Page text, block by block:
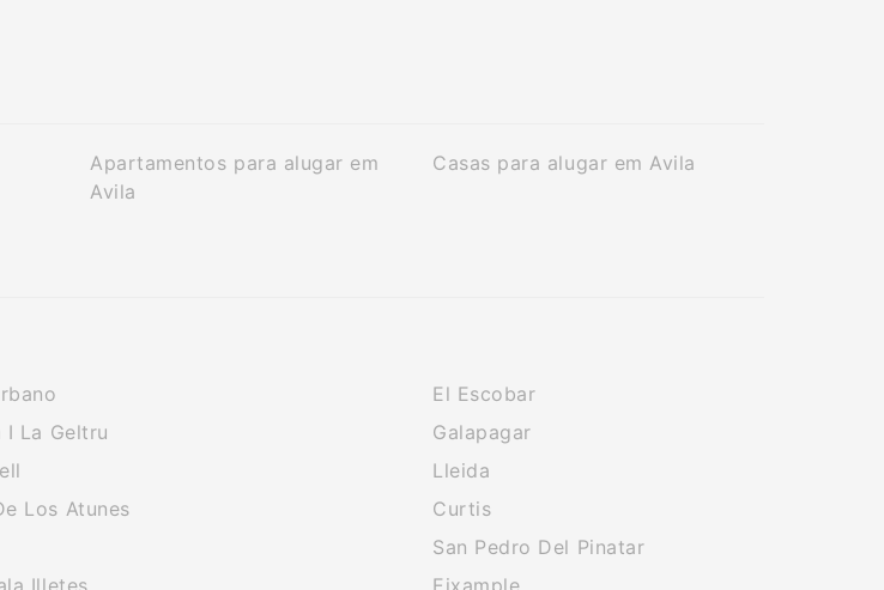
Apartamentos para alugar em
Avila
Casas para alugar em Avila
I La Geltru
Los Atunes
Illetes
El Escobar
Galapagar
Lleida
Curtis
San Pedro Del Pinatar
Eixample